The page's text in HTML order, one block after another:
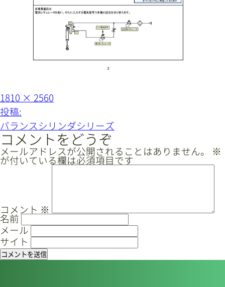
採用情報
レールシステムについて
プライバシーポリシー
シンテック公式Instagram
シンテック公式Youtubeチャンネル
フ
ル
サ
イ
ズ
1810 × 2560
投
稿
ナ
ビ
ゲ
ョ
ン
投稿:
バランスシリンダシリーズ
コメントをどうぞ
メールアドレスが公開されることはありません。 ※
が付いている欄は必須項目です
コメント ※
名前
メール
サイト